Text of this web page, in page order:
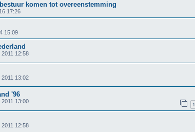
komen tot overeenstemming
17:26
15:09
12:58
13:02
'96
13:00 1
12:58